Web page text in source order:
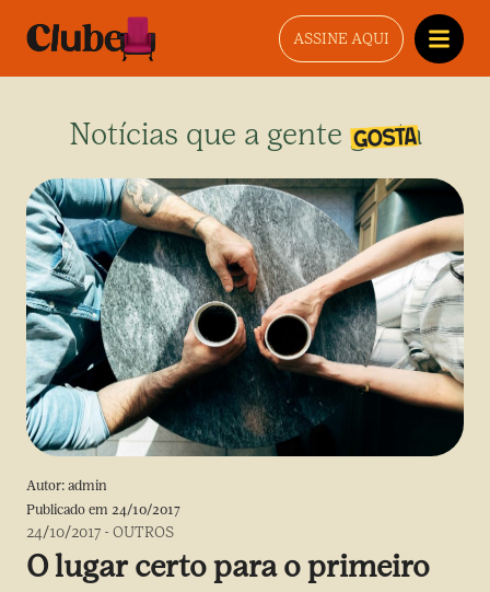
ASSINE AQUI
Notícias que a gente gosta
Autor: admin
Publicado em 24/10/2017
24/10/2017 -OUTROS
O lugar certo para o primeiro